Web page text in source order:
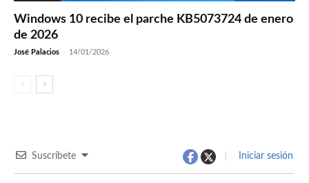
Windows 10 recibe el parche KB5073724 de enero
de 2026
José Palacios - 14/01/2026
Suscríbete Iniciar sesión